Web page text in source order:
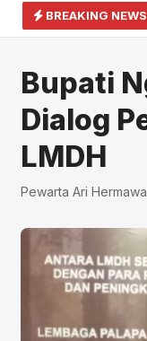
BREAKING NEWS
Bupati
Dialog
LMDH
Pewarta Ari